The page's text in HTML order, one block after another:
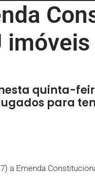
quinta-
para
a Emenda